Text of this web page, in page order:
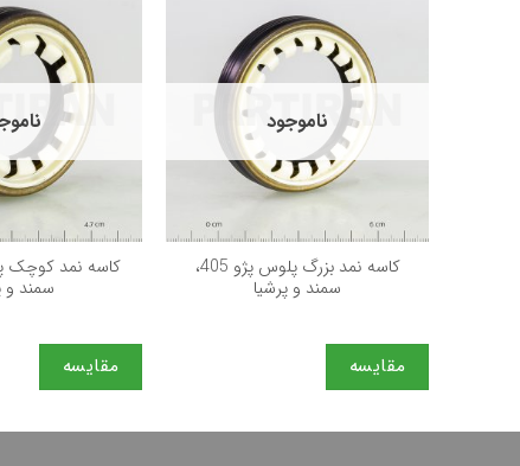
ناموجود
كاسه نمد بزرگ پلوس پژو 405،
سمند و پرشيا
مقایسه
سمند و
مقایسه